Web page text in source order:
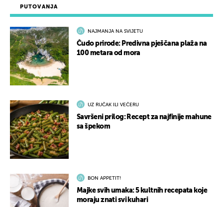
PUTOVANJA
NAJMANJA NA SVIJETU
Čudo prirode: Predivna pješčana plaža na
100 metara od mora
UZ RUČAK ILI VEČERU
Savršeni prilog: Recept za najfinije mahune
sa špekom
BON APPETIT!
Majke svih umaka: 5 kultnih recepata koje
moraju znati svi kuhari